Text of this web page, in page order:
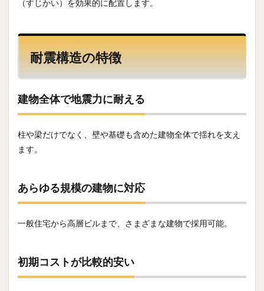
（すじかい）を効果的に配置します。
耐震構造の特徴
建物全体で地震力に耐える
柱や梁だけでなく、壁や基礎も含めた建物全体で揺れを支え
ます。
あらゆる規模の建物に対応
一般住宅から高層ビルまで、さまざまな建物で採用可能。
初期コストが比較的安い